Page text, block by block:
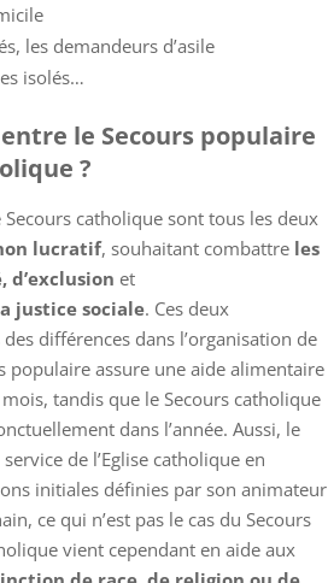
les demandeurs d’asile
isolés…
le Secours populaire
?
catholique sont tous les deux
lucratif, souhaitant combattre les
d’exclusion et
justice sociale. Ces deux
différences dans l’organisation de
populaire assure une aide alimentaire
tandis que le Secours catholique
dans l’année. Aussi, le
de l’Eglise catholique en
initiales définies par son animateur
ce qui n’est pas le cas du Secours
vient cependant en aide aux